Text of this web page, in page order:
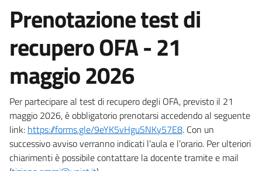
Prenotazione test di
recupero OFA - 21
maggio 2026
Per partecipare al test di recupero degli OFA, previsto il 21
maggio 2026, è obbligatorio prenotarsi accedendo al seguente
link: https://forms.gle/9eYK5vHguSNKy57E8. Con un
successivo avviso verranno indicati l’aula e l’orario. Per ulteriori
chiarimenti è possibile contattare la docente tramite e mail